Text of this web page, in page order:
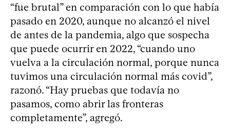
“fue brutal” en comparación con lo que había
pasado en 2020, aunque no alcanzó el nivel
de antes de la pandemia, algo que sospecha
que puede ocurrir en 2022, “cuando uno
vuelva a la circulación normal, porque nunca
tuvimos una circulación normal más covid”,
razonó. “Hay pruebas que todavía no
pasamos, como abrir las fronteras
completamente”, agregó.